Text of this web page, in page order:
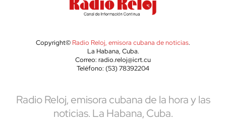
Copyright© Radio Reloj, emisora cubana de noticias.
La Habana, Cuba.
Correo: radio.reloj@icrt.cu
Teléfono: (53) 78392204
Radio Reloj, emisora cubana de la hora y las
noticias. La Habana, Cuba.